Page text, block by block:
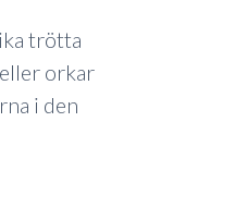
trötta
orkar
i den